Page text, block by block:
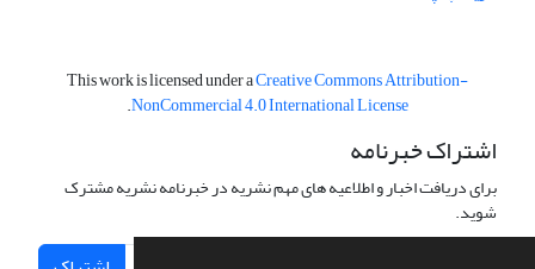
This work is licensed under aCreative Commons Attribution-
NonCommercial 4.0 International License
.
اشتراک خبرنامه
برای دریافت اخبار و اطلاعیه های مهم نشریه در خبرنامه نشریه مشترک
شوید.